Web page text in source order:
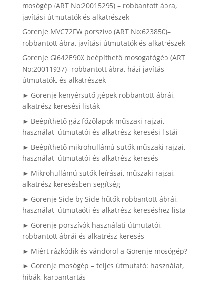
mosógép (ART No:20015295) – robbantott ábra,
javítási útmutatók és alkatrészek
Gorenje MVC72FW porszívó (ART No:623850)–
robbantott ábra, javítási útmutatók és alkatrészek
Gorenje GI642E90X beépíthető mosogatógép (ART
No:20011937)- robbantott ábra, házi javítási
útmutatók, és alkatrészek
► Gorenje kenyérsütő gépek robbantott ábrái,
alkatrész keresési listák
► Beépíthető gáz főzőlapok műszaki rajzai,
használati útmutatói és alkatrész keresési listái
► Beépíthető mikrohullámú sütők műszaki rajzai,
használati útmutatói és alkatrész keresés
► Mikrohullámú sütők leírásai, műszaki rajzai,
alkatrész keresésben segítség
► Gorenje Side by Side hűtők robbantott ábrái,
használati útmutaóti és alkatrész kereséshez lista
► Gorenje porszívók használati útmutatói,
robbantott ábrái és alkatrész keresés
► Miért rázkódik és vándorol a Gorenje mosógép?
► Gorenje mosógép – teljes útmutató: használat,
hibák, karbantartás